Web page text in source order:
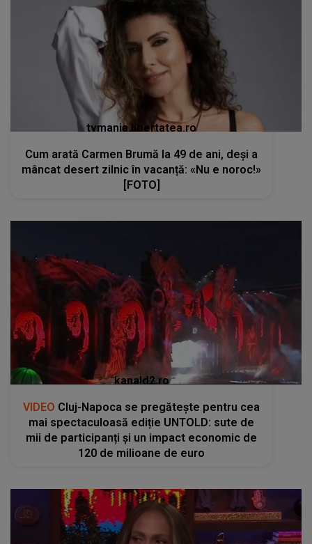
tvmania.libertatea.ro
Cum arată Carmen Brumă la 49 de ani, deși a
mâncat desert zilnic în vacanță: «Nu e noroc!»
[FOTO]
kanald2.ro
VIDEO Cluj-Napoca se pregătește pentru cea
mai spectaculoasă ediție UNTOLD: sute de
mii de participanți și un impact economic de
120 de milioane de euro